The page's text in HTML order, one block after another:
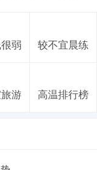
弱 较不宜晨练
游 高温排行榜